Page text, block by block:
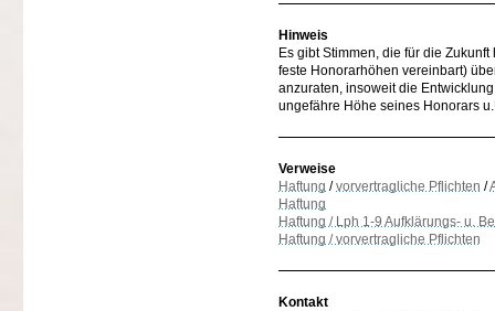
Hinweis
Es gibt Stimmen, die für die
feste Honorarhöhen vereinbart)
anzuraten, insoweit die
ungefähre Höhe seines Honorars
Verweise
Haftung /vorvertragliche Pflichten /
Haftung
Haftung / Lph 1-9 Aufklärungs- u.
Haftung / vorvertragliche Pflichten
Kontakt